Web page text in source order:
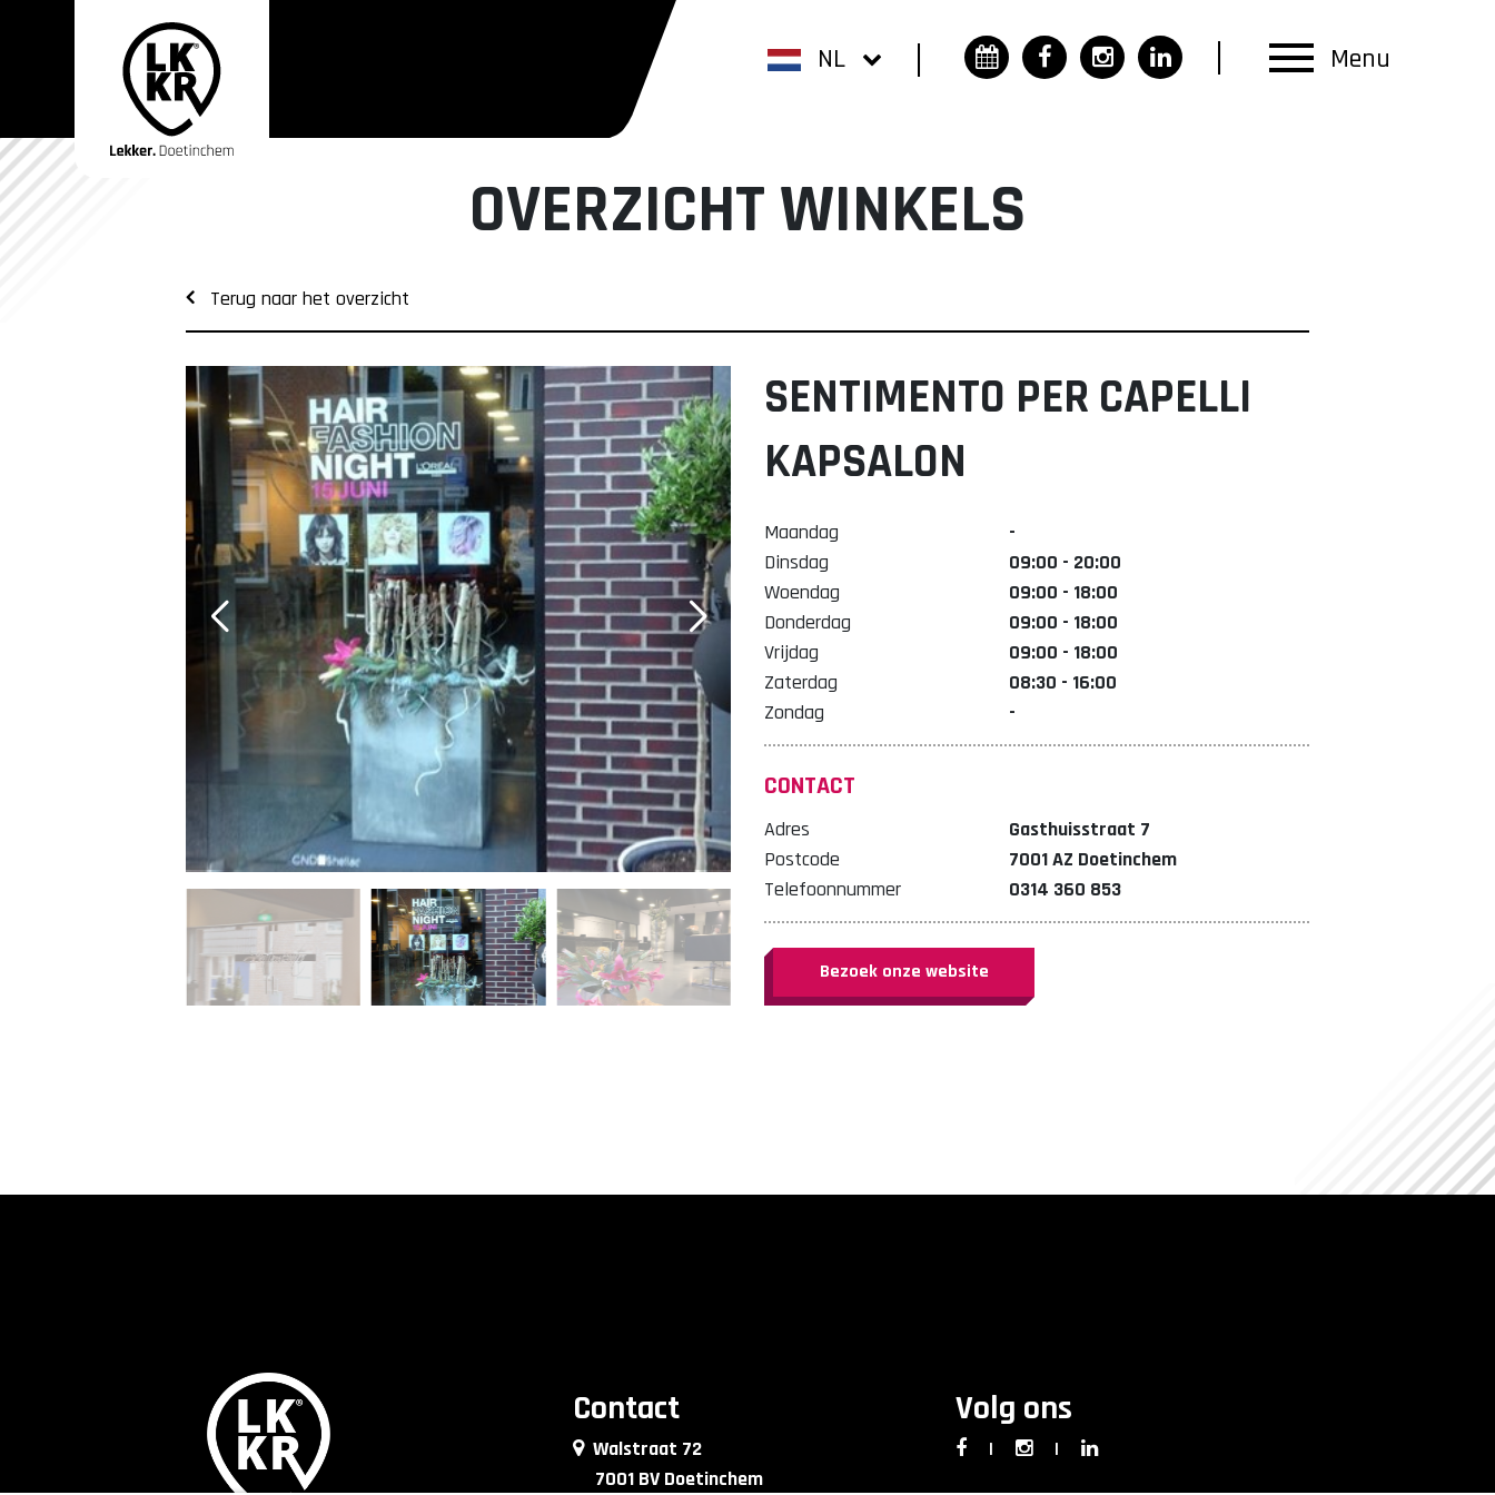
NL Menu
OVERZICHT WINKELS
Terug naar het overzicht
SENTIMENTO PER CAPELLI
KAPSALON
Maandag
-
Dinsdag
09:00 - 20:00
Woendag
09:00 - 18:00
Donderdag
09:00 - 18:00
Vrijdag
09:00 - 18:00
Zaterdag
08:30 - 16:00
Zondag
-
CONTACT
Adres
Gasthuisstraat 7
Postcode
7001 AZ Doetinchem
Telefoonnummer
0314 360 853
Bezoek onze website
Contact
Walstraat 72
7001 BV Doetinchem
Volg ons
| |